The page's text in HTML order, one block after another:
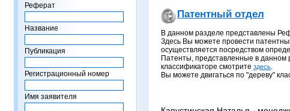
Реферат
Название
Публикация
Регистрационный номер
Имя заявителя
Патентный отдел
В данном разделе представлены
Здесь Вы можете провести
осуществляется посредством
Патенты, представленные в
классификаторе смотрите здесь.
Вы можете двигаться по "дереву"